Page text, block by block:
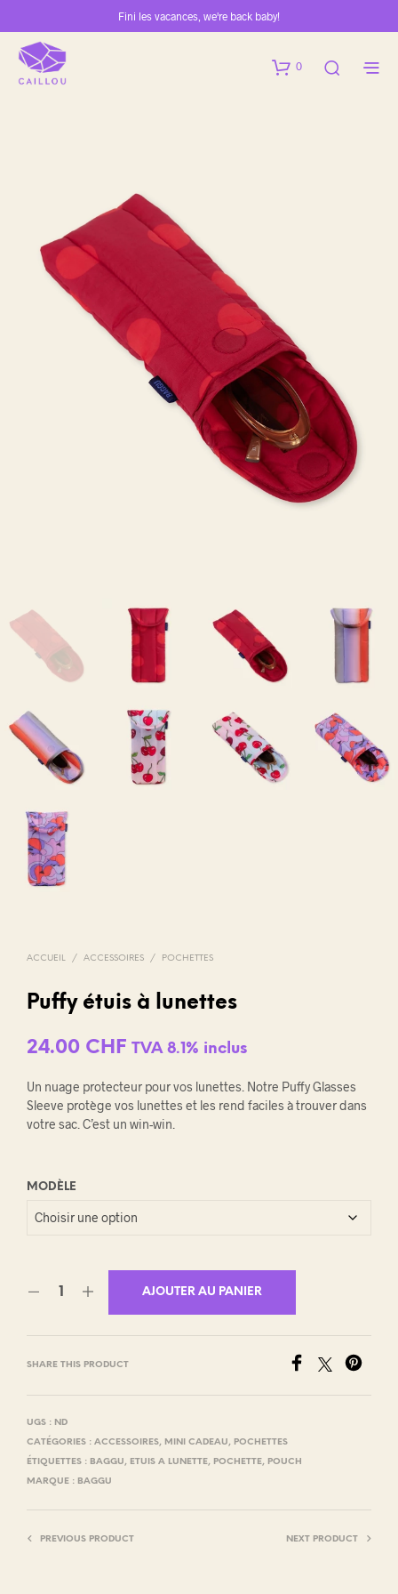
Fini les vacances, we're back baby!
0
ACCUEIL / ACCESSOIRES / POCHETTES
Puffy étuis à lunettes
24.00 CHF TVA 8.1% inclus
Un nuage protecteur pour vos lunettes. Notre Puffy Glasses
Sleeve protège vos lunettes et les rend faciles à trouver dans
votre sac. C’est un win-win.
MODÈLE
AJOUTER AU PANIER
SHARE THIS PRODUCT
UGS : ND
CATÉGORIES : ACCESSOIRES, MINI CADEAU, POCHETTES
ÉTIQUETTES : BAGGU, ETUIS A LUNETTE, POCHETTE, POUCH
MARQUE : BAGGU
PREVIOUS PRODUCT NEXT PRODUCT